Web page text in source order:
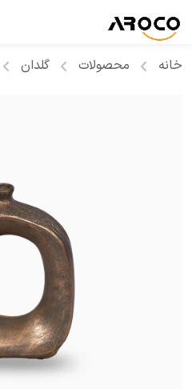
خانه محصولات گلدان